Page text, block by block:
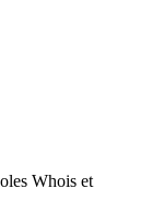
Whois et